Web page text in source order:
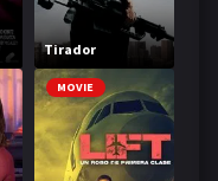
Tirador
MOVIE